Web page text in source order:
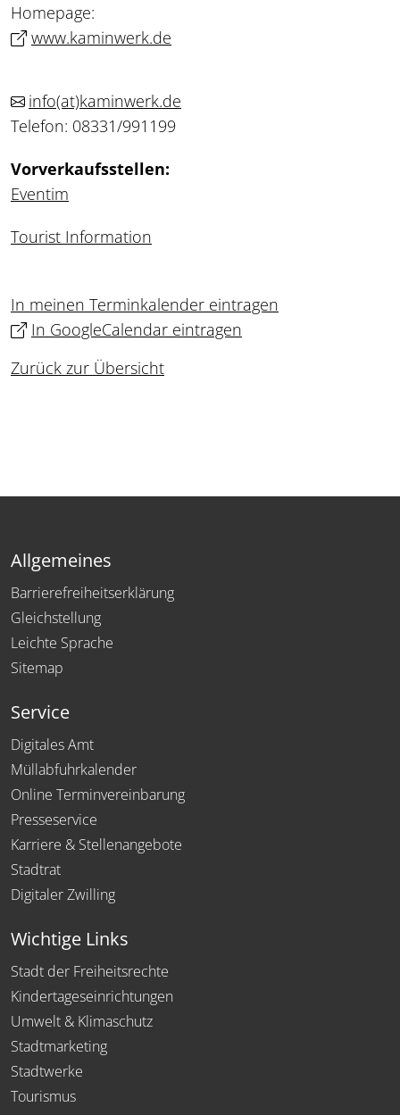
Homepage:
www.kaminwerk.de
info(at)kaminwerk.de
Telefon: 08331/991199
Vorverkaufsstellen:
Eventim
Tourist Information
In meinen Terminkalender eintragen
In GoogleCalendar eintragen
Zurück zur Übersicht
Allgemeines
Barrierefreiheitserklärung
Gleichstellung
Leichte Sprache
Sitemap
Service
Digitales Amt
Müllabfuhrkalender
Online Terminvereinbarung
Presseservice
Karriere & Stellenangebote
Stadtrat
Digitaler Zwilling
Wichtige Links
Stadt der Freiheitsrechte
Kindertageseinrichtungen
Umwelt & Klimaschutz
Stadtmarketing
Stadtwerke
Tourismus